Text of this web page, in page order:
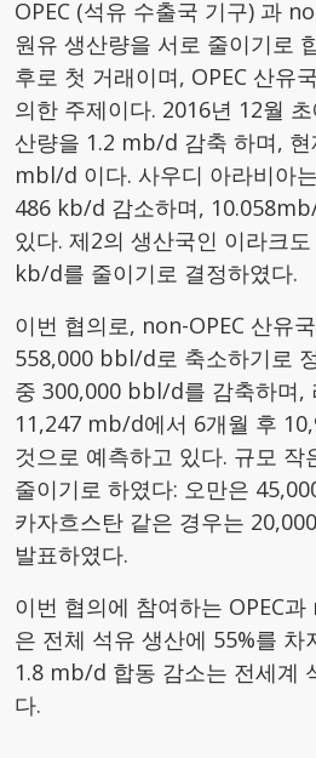
OPEC (석유 수출국 기구) 과
원유 생산량을 서로 줄이기로
후로 첫 거래이며, OPEC 산유
의한 주제이다. 2016년 12월
산량을 1.2 mb/d 감축 하며,
mbl/d 이다. 사우디 아라비아
486 kb/d 감소하며,
있다. 제2의 생산국인 이라크
kb/d를 줄이기로 결정하였다.
이번 협의로, non-OPEC 산유
558,000 bbl/d로 축소하기로
중 300,000 bbl/d를 감축하며,
11,247 mb/d에서 6개월 후
것으로 예측하고 있다. 규모 작
줄이기로 하였다: 오만은
카자흐스탄 같은 경우는
발표하였다.
이번 협의에 참여하는 OPEC
은 전체 석유 생산에 55%를 차
1.8 mb/d 합동 감소는 전세계
다.